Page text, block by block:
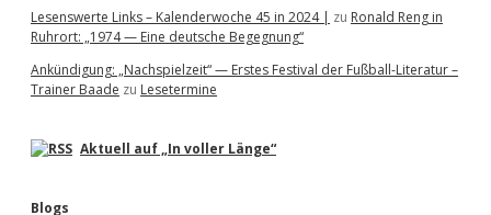
Lesenswerte Links – Kalenderwoche 45 in 2024 | zu Ronald Reng in
Ruhrort: „1974 — Eine deutsche Begegnung“
Ankündigung: „Nachspielzeit“ — Erstes Festival der Fußball-Literatur –
Trainer Baade zu Lesetermine
Aktuell auf „In voller Länge“
Blogs